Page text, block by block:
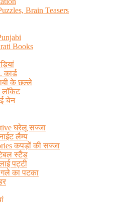
Brain Teasers
Books
कार्ड
के छल्ले
लॉकेट
चेन
घरेलू सज्जा
लैम्प
कपड़ों की सज्जा
स्टैंड
पट्टी
का पटका